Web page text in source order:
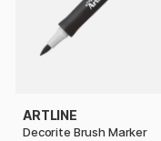
ARTLINE
Decorite Brush Marker